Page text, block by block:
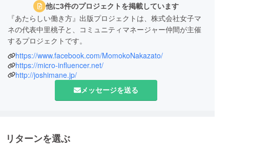
他に3件のプロジェクトを掲載しています
『あたらしい働き方』出版プロジェクトは、株式会社女子マ
ネの代表中里桃子と、コミュニティマネージャー仲間が主催
するプロジェクトです。
https://www.facebook.com/MomokoNakazato/
https://micro-influencer.net/
http://joshimane.jp/
メッセージを送る
リターンを選ぶ